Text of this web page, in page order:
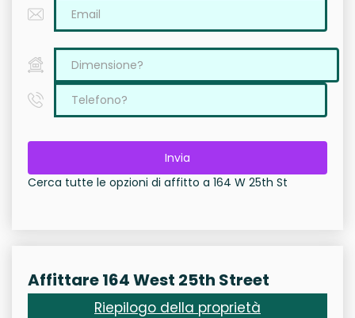
Invia
Cerca tutte le opzioni di affitto a 164 W 25th St
Affittare 164 West 25th Street
Riepilogo della proprietà